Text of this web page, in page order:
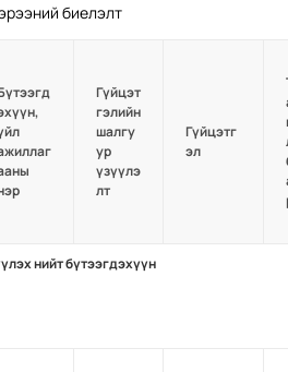
биелэлт
Гүйцэт
гэлийн
шалгу
ур
үзүүлэ
лт
Гүйцэтг
эл
нийт бүтээгдэхүүн